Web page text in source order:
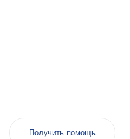
Получить помощь